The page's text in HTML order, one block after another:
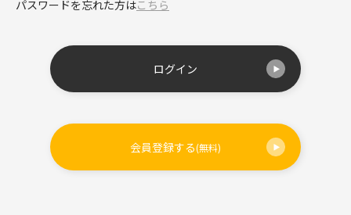
パスワードを忘れた方はこちら
ログイン
会員登録する(無料)